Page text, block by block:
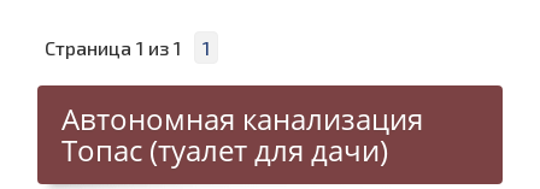
Страница 1 из 1 1
Автономная канализация
Топас (туалет для дачи)